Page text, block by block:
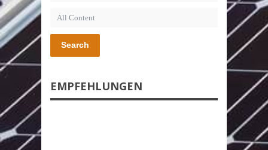
Search
EMPFEHLUNGEN